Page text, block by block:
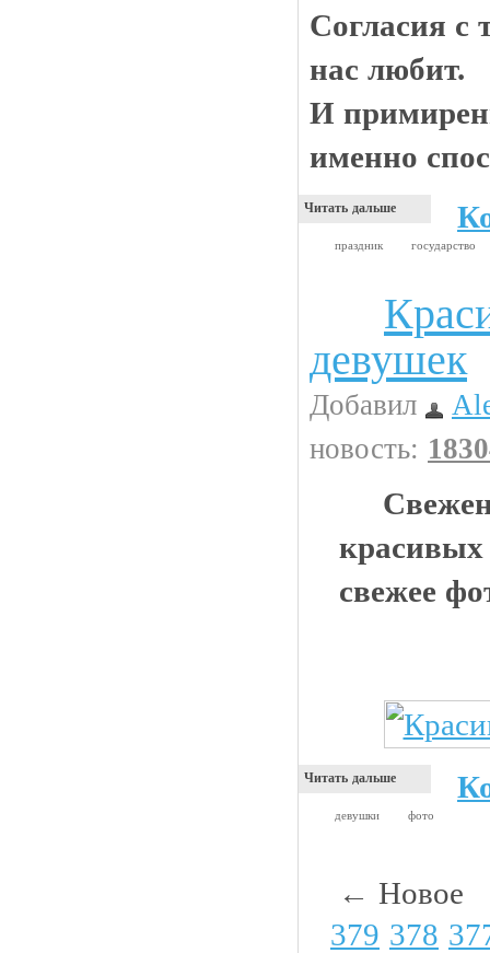
Согласия с
нас любит.
И
именно
Читать дальше
праздник государство
девушек
Добавил
новость:
красивых
свежее
Читать дальше
девушки фото
← Новое
379 378